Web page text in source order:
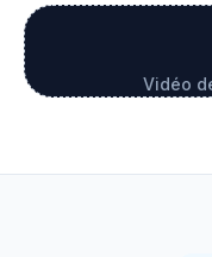
Vidéo